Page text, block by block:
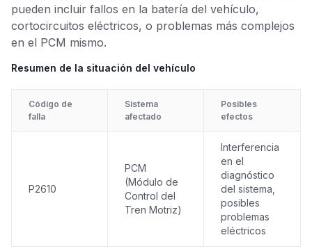
pueden incluir fallos en la batería del vehículo,
cortocircuitos eléctricos, o problemas más complejos
en el PCM mismo.
Resumen de la situación del vehículo
Código de
falla
Sistema
afectado
Posibles
efectos
P2610
PCM
(Módulo de
Control del
Tren Motriz)
Interferencia
en el
diagnóstico
del sistema,
posibles
problemas
eléctricos